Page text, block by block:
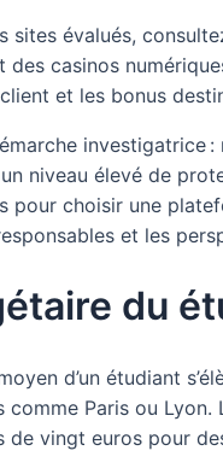
évalués,
des casinos
et les bonus
niveau élevé de
pour choisir une
et les
du
d’un étudiant
comme Paris ou
vingt euros pour